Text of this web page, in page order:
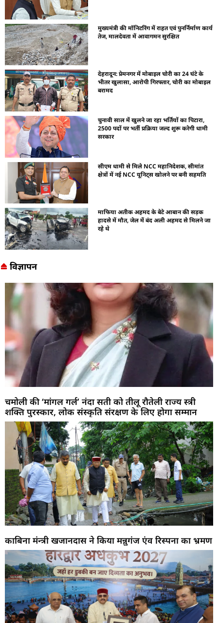
मुख्यमंत्री की मॉनिटरिंग में राहत एवं पुनर्निर्माण कार्य
तेज, मालदेवता में आवागमन सुरक्षित
देहरादून: प्रेमनगर में मोबाइल चोरी का 24 घंटे के
भीतर खुलासा, आरोपी गिरफ्तार, चोरी का मोबाइल
बरामद
चुनावी साल में खुलने जा रहा भर्तियों का पिटारा,
2500 पदों पर भर्ती प्रक्रिया जल्द शुरू करेगी धामी
सरकार
सीएम धामी से मिले NCC महानिदेशक, सीमांत
क्षेत्रों में नई NCC यूनिट्स खोलने पर बनी सहमति
माफिया अतीक अहमद के बेटे आबान की सड़क
हादसे में मौत, जेल में बंद अली अहमद से मिलने जा
रहे थे
विज्ञापन
चमोली की ‘मांगल गर्ल’ नंदा सती को तीलू रौतेली राज्य स्त्री
शक्ति पुरस्कार, लोक संस्कृति संरक्षण के लिए होगा सम्मान
काबिना मंन्त्री खजानदास ने किया मन्नुगंज एंव रिस्पना का भ्रमण